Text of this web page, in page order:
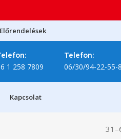
Előrendelések
1 258 7809
Telefon:
06/30/94-22-55-8
Kapcsolat